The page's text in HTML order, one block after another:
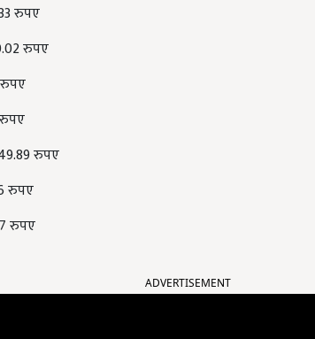
रुपए
रुपए
रुपए
रुपए
रुपए